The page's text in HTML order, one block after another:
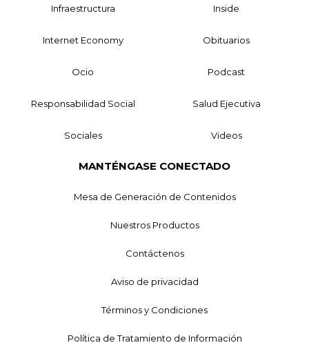
Infraestructura Inside
Internet Economy Obituarios
Ocio Podcast
Responsabilidad Social Salud Ejecutiva
Sociales Videos
MANTÉNGASE CONECTADO
Mesa de Generación de Contenidos
Nuestros Productos
Contáctenos
Aviso de privacidad
Términos y Condiciones
Política de Tratamiento de Información